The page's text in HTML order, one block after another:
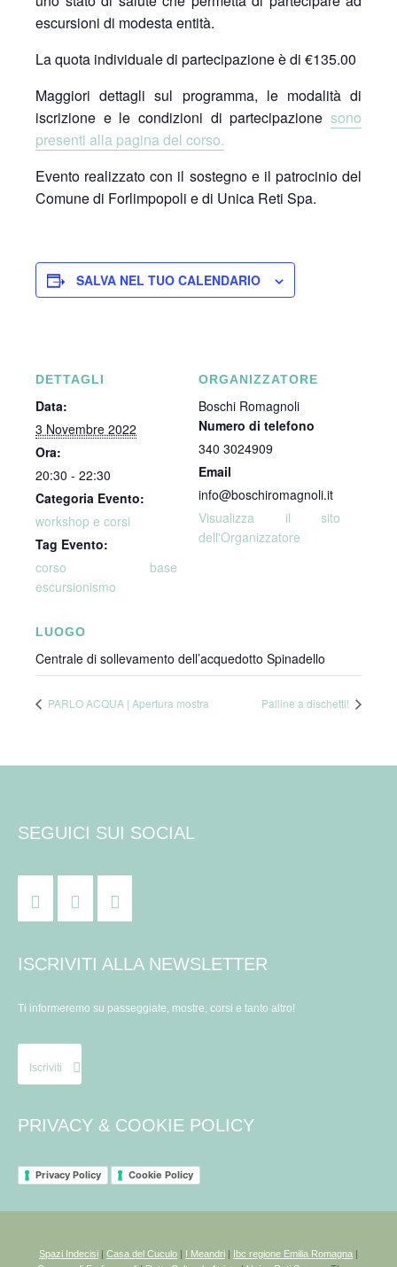
escursioni di modesta entità.
La quota individuale di partecipazione è di €135.00
Maggiori dettagli sul programma, le modalità di
iscrizione e le condizioni di partecipazione sono
presenti alla pagina del corso.
Evento realizzato con il sostegno e il patrocinio del
Comune di Forlimpopoli e di Unica Reti Spa.
SALVA NEL TUO CALENDARIO
DETTAGLI
Data:
3 Novembre 2022
Ora:
20:30 - 22:30
Categoria Evento:
workshop e corsi
Tag Evento:
corso base
escursionismo
LUOGO
Centrale di sollevamento dell’acquedotto Spinadello
ORGANIZZATORE
Boschi Romagnoli
Numero di telefono
340 3024909
Email
info@boschiromagnoli.it
Visualizza il sito
dell'Organizzatore
PARLO ACQUA | Apertura mostra Palline a dischetti!
SEGUICI SUI SOCIAL
ISCRIVITI ALLA NEWSLETTER
Ti informeremo su passeggiate, mostre, corsi e tanto altro!
Iscriviti
PRIVACY & COOKIE POLICY
Privacy Policy Cookie Policy
Spazi Indecisi | Casa del Cuculo | I Meandri | Ibc regione Emilia Romagna |